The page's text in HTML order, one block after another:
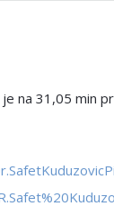
na 31,05 min